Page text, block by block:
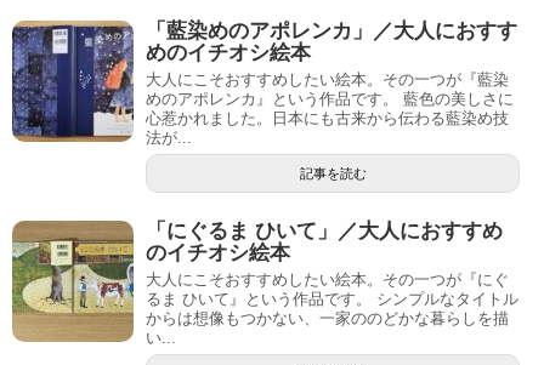
「藍染めのアポレンカ」／大人におすす
めのイチオシ絵本
大人にこそおすすめしたい絵本。その一つが『藍染
めのアポレンカ』という作品です。 藍色の美しさに
心惹かれました。日本にも古来から伝わる藍染め技
法が...
記事を読む
「にぐるま ひいて」／大人におすすめ
のイチオシ絵本
大人にこそおすすめしたい絵本。その一つが『にぐ
るま ひいて』という作品です。 シンプルなタイトル
からは想像もつかない、一家ののどかな暮らしを描
い...